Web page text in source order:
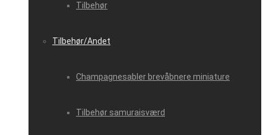
Tilbehør
Tilbehør/Andet
Champagnesabler brevåbnere miniature
Tilbehør samuraisværd